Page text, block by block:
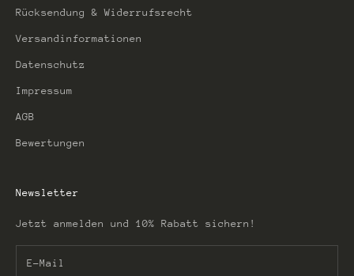
Rücksendung & Widerrufsrecht
Versandinformationen
Datenschutz
Impressum
AGB
Bewertungen
Newsletter
Jetzt anmelden und 10% Rabatt sichern!